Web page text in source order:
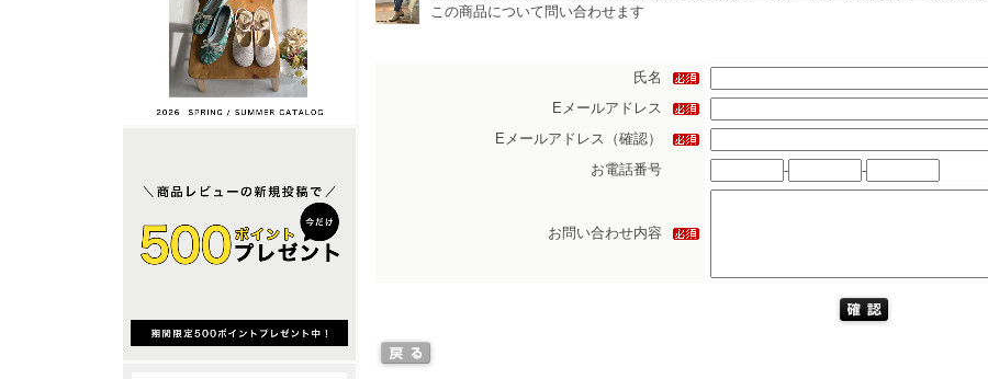
この商品について問い合わせます
氏名
Eメールアドレス
Eメールアドレス（確認）
お電話番号
- -
お問い合わせ内容